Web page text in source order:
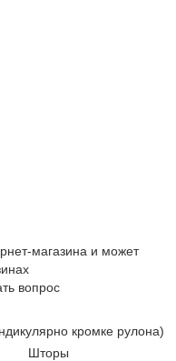
магазина и может
вопрос
кромке рулона)
Шторы